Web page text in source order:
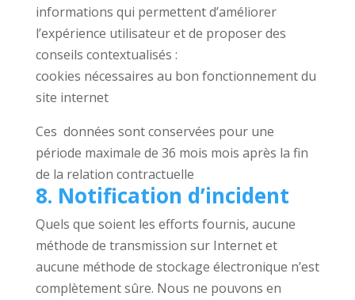
informations qui permettent d’améliorer
l’expérience utilisateur et de proposer des
conseils contextualisés :
cookies nécessaires au bon fonctionnement du
site internet
Ces données sont conservées pour une
période maximale de 36 mois mois après la fin
de la relation contractuelle
8. Notification d’incident
Quels que soient les efforts fournis, aucune
méthode de transmission sur Internet et
aucune méthode de stockage électronique n’est
complètement sûre. Nous ne pouvons en